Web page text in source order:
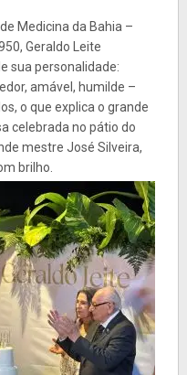
Medicina da Bahia –
Geraldo Leite
sua personalidade:
amável, humilde –
o que explica o grande
celebrada no pátio do
mestre José Silveira,
brilho.